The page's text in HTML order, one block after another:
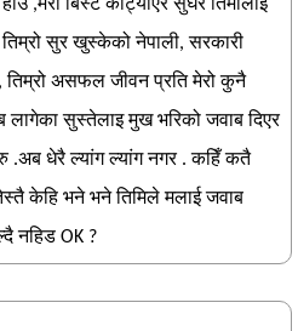
,मेरो बिस्ट कोट्याएर सुघेर तिमीलाई
सुर खुस्केको नेपाली, सरकारी
तिम्रो असफल जीवन प्रति मेरो कुनै
लागेका सुस्तेलाइ मुख भरिको जवाब दिएर
.अब धेरै ल्यांग ल्यांग नगर . कहिँ कतै
केहि भने भने तिमिले मलाई जवाब
नहिड OK ?